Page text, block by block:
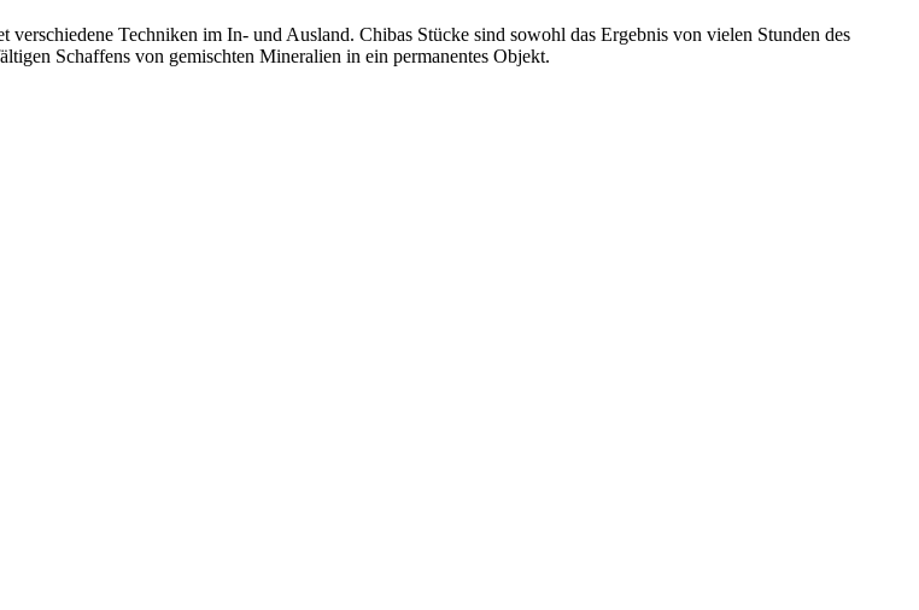
Techniken im In- und Ausland. Chibas Stücke sind sowohl das Ergebnis von vielen Stunden des
Schaffens von gemischten Mineralien in ein permanentes Objekt.